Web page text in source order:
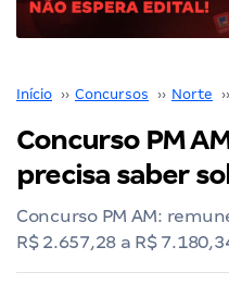
Início ›› Concursos ›› Norte ››
Concurso PM
precisa saber
Concurso PM AM:
R$ 2.657,28 a R$